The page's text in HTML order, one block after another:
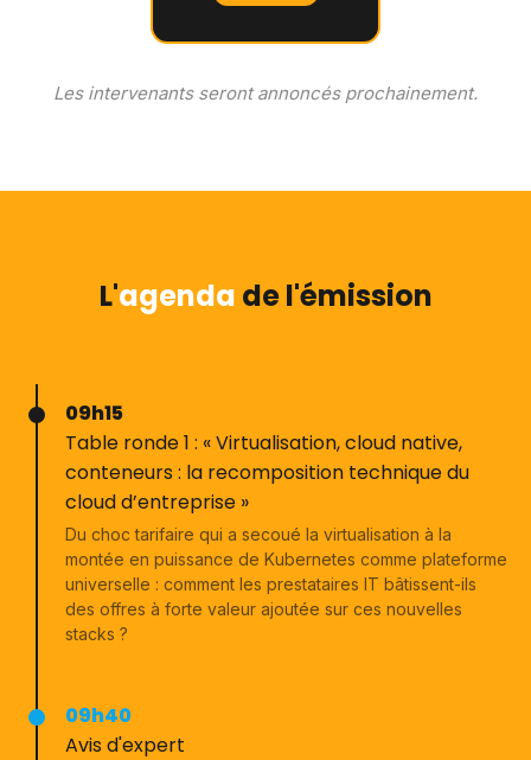
Les intervenants seront annoncés prochainement.
L'agenda de l'émission
09h15
Table ronde 1 : « Virtualisation, cloud native,
conteneurs : la recomposition technique du
cloud d’entreprise »
Du choc tarifaire qui a secoué la virtualisation à la
montée en puissance de Kubernetes comme plateforme
universelle : comment les prestataires IT bâtissent-ils
des offres à forte valeur ajoutée sur ces nouvelles
stacks ?
09h40
Avis d'expert